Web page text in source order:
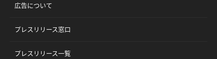
広告について
プレスリリース窓口
プレスリリース一覧